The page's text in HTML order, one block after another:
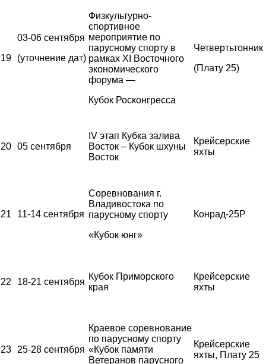
19
03-06 сентября
(уточнение дат)
Физкультурно-
спортивное
мероприятие по
парусному спорту в
рамках XI Восточного
экономического
форума —
Кубок Росконгресса
Четвертьтонник
(Плату 25)
20 05 сентября
IV этап Кубка залива
Восток – Кубок шхуны
Восток
Крейсерские
яхты
21 11-14 сентября
Соревнования г.
Владивостока по
парусному спорту
«Кубок юнг»
Конрад-25Р
22 18-21 сентября
Кубок Приморского
края
Крейсерские
яхты
23 25-28 сентября
Краевое соревнование
по парусному спорту
«Кубок памяти
Ветеранов парусного
Крейсерские
яхты, Плату 25